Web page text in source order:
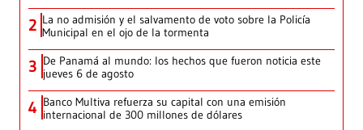
2 La no admisión y el salvamento de voto sobre la Policía
Municipal en el ojo de la tormenta
3 De Panamá al mundo: los hechos que fueron noticia este
jueves 6 de agosto
4 Banco Multiva refuerza su capital con una emisión
internacional de 300 millones de dólares